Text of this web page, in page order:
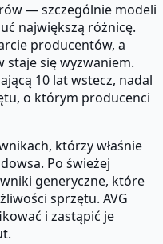
— szczególnie modeli
największą różnicę.
producentów, a
staje się wyzwaniem.
10 lat wstecz, nadal
o którym producenci
którzy właśnie
Po świeżej
generyczne, które
sprzętu. AVG
i zastąpić je